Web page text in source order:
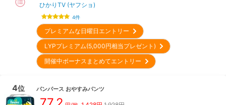
ひかりTV (ヤフショ)
4件
プレミアムな日曜日エントリー
LYPプレミアム(5,000円相当プレゼント)
開催中ボーナスまとめてエントリー
4位 パンパース おやすみパンツ